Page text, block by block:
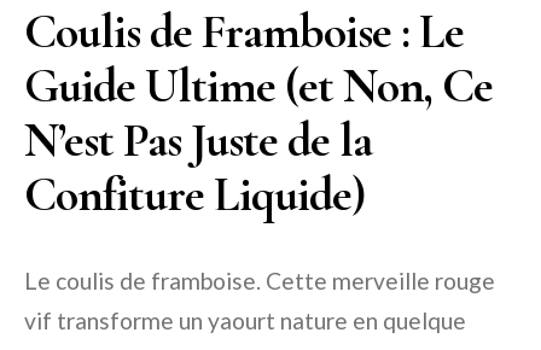
Coulis de Framboise : Le
Guide Ultime (et Non, Ce
N’est Pas Juste de la
Confiture Liquide)
Le coulis de framboise. Cette merveille rouge
vif transforme un yaourt nature en quelque